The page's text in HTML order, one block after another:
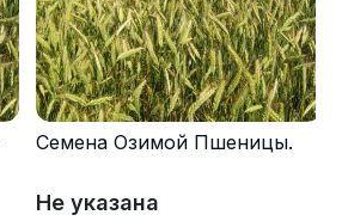
Семена Озимой Пшеницы.
Не указана